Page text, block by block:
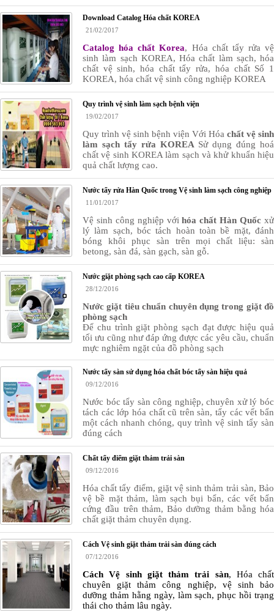
Download Catalog Hóa chất KOREA
21/02/2017
Catalog hóa chất Korea, Hóa chất tẩy rửa vệ
sinh làm sạch KOREA, Hóa chất làm sạch, hóa
chất vệ sinh, hóa chất tẩy rửa, hóa chất Số 1
KOREA, hóa chất vệ sinh công nghiệp KOREA
Quy trình vệ sinh làm sạch bệnh viện
19/02/2017
Quy trình vệ sinh bệnh viện Với Hóa chất vệ sinh
làm sạch tẩy rửa KOREA Sử dụng đúng hoá
chất vệ sinh KOREA làm sạch và khử khuẩn hiệu
quả chất lượng cao.
Nước tẩy rửa Hàn Quốc trong Vệ sinh làm sạch công nghiệp
11/01/2017
Vệ sinh công nghiệp vớihóa chất Hàn Quốc xử
lý làm sạch, bóc tách hoàn toàn bề mặt, đánh
bóng khôi phục sàn trên mọi chất liệu: sàn
betong, sàn đá, sàn gạch, sàn gỗ.
Nước giặt phòng sạch cao cấp KOREA
28/12/2016
Nước giặt tiêu chuẩn chuyên dụng trong giặt đồ
phòng sạch
Để chu trình giặt phòng sạch đạt được hiệu quả
tối ưu cũng như đáp ứng được các yêu cầu, chuẩn
mực nghiêm ngặt của đồ phòng sạch
Nước tẩy sàn sử dụng hóa chất bóc tẩy sàn hiệu quả
09/12/2016
Nước bóc tẩy sàn công nghiệp, chuyên xử lý bóc
tách các lớp hóa chất cũ trên sàn, tẩy các vết bẩn
một cách nhanh chóng, quy trình vệ sinh tẩy sàn
đúng cách
Chất tẩy điểm giặt thảm trải sàn
09/12/2016
Hóa chất tẩy điểm, giặt vệ sinh thảm trải sàn, Bảo
vệ bề mặt thảm, làm sạch bụi bẩn, các vết bẩn
cứng đầu trên thảm, Bảo dưỡng thảm bằng hóa
chất giặt thảm chuyên dụng.
Cách Vệ sinh giặt thảm trải sàn đúng cách
07/12/2016
Cách Vệ sinh giặt thảm trải sàn, Hóa chất
chuyên giặt thảm công nghiệp, vệ sinh bảo
dưỡng thảm hằng ngày, làm sạch, phục hồi trạng
thái cho thảm lâu ngày.